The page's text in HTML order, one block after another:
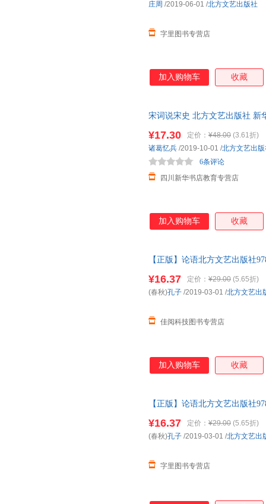
字里图书专营店
庄周 /2019-06-01 /北方文艺出版社
加入购物车 收藏
宋词说宋史 北方文艺出版社 新
¥17.30 定价： ¥48.00 (3.61折)
四川新华书店教育专营店
6条评论
诸葛忆兵 /2019-10-01 /北方文艺出
加入购物车 收藏
【正版】论语北方文艺出版社
¥16.37 定价： ¥29.00 (5.65折)
佳阅科技图书专营店
(春秋)孔子 /2019-03-01 /北方文艺出
加入购物车 收藏
【正版】论语北方文艺出版社
¥16.37 定价： ¥29.00 (5.65折)
字里图书专营店
(春秋)孔子 /2019-03-01 /北方文艺出